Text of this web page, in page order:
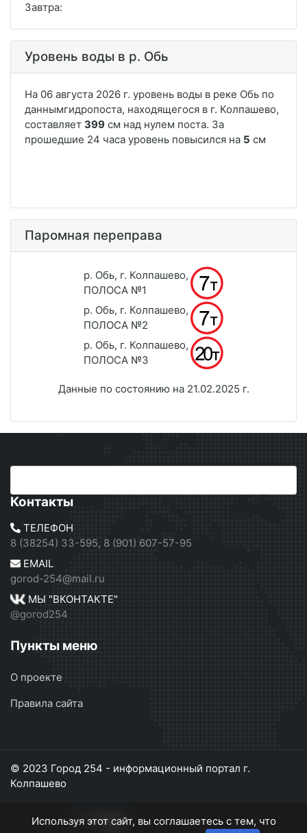
Завтра:
Уровень воды в р. Обь
Паромная переправа
р. Обь, г. Колпашево,
ПОЛОСА №1
р. Обь, г. Колпашево,
ПОЛОСА №2
р. Обь, г. Колпашево,
ПОЛОСА №3
Данные по состоянию на 21.02.2025 г.
Контакты
ТЕЛЕФОН
8 (38254) 33-595, 8 (901) 607-57-95
EMAIL
gorod-254@mail.ru
МЫ "ВКОНТАКТЕ"
@gorod254
Пункты меню
О проекте
Правила сайта
© 2023 Город 254 - информационный портал г.
Колпашево
Используя этот сайт, вы соглашаетесь с тем, что